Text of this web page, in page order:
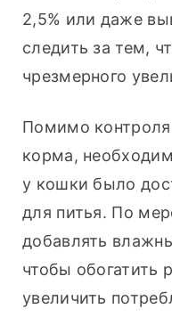
2,5% или даже
следить за тем,
чрезмерного
Помимо контроля
корма,
у кошки было
для питья. По
добавлять
чтобы обогатить
увеличить